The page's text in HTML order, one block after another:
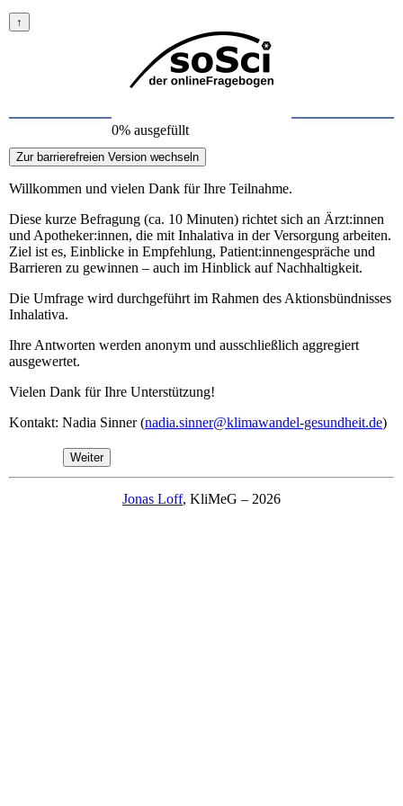
0% ausgefüllt
Willkommen und vielen Dank für Ihre Teilnahme.
Diese kurze Befragung (ca. 10 Minuten) richtet sich an Ärzt:innen
und Apotheker:innen, die mit Inhalativa in der Versorgung arbeiten.
Ziel ist es, Einblicke in Empfehlung, Patient:innengespräche und
Barrieren zu gewinnen – auch im Hinblick auf Nachhaltigkeit.
Die Umfrage wird durchgeführt im Rahmen des Aktionsbündnisses
Inhalativa.
Ihre Antworten werden anonym und ausschließlich aggregiert
ausgewertet.
Vielen Dank für Ihre Unterstützung!
Kontakt: Nadia Sinner (nadia.sinner@klimawandel-gesundheit.de)
Weiter
Jonas Loff, KliMeG – 2026